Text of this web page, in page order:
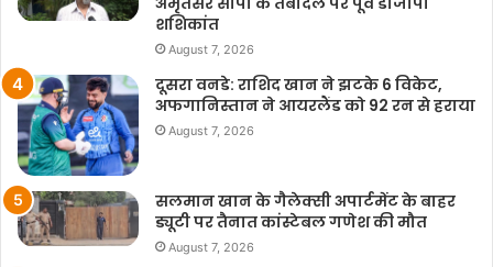
शशिकांत
August 7, 2026
दूसरा वनडे: राशिद खान ने झटके 6 विकेट,
अफगानिस्तान ने आयरलैंड को 92 रन से हराया
August 7, 2026
सलमान खान के गैलेक्सी अपार्टमेंट के बाहर
ड्यूटी पर तैनात कांस्टेबल गणेश की मौत
August 7, 2026